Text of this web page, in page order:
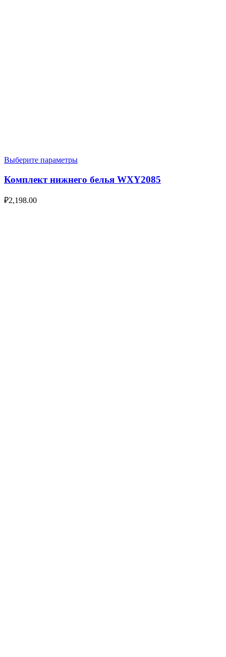
Выберите параметры
Комплект нижнего белья WXY2085
₽2,198.00